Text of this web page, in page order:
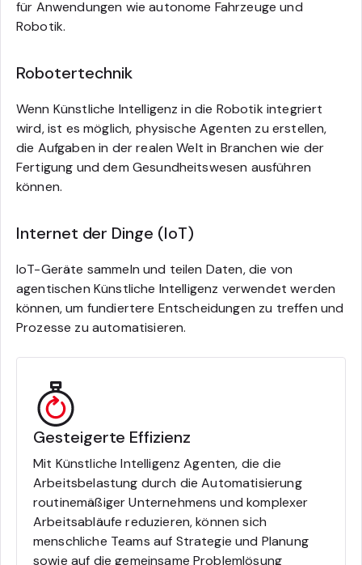
für Anwendungen wie autonome Fahrzeuge und
Robotik.
Robotertechnik
Wenn Künstliche Intelligenz in die Robotik integriert
wird, ist es möglich, physische Agenten zu erstellen,
die Aufgaben in der realen Welt in Branchen wie der
Fertigung und dem Gesundheitswesen ausführen
können.
Internet der Dinge (IoT)
IoT-Geräte sammeln und teilen Daten, die von
agentischen Künstliche Intelligenz verwendet werden
können, um fundiertere Entscheidungen zu treffen und
Prozesse zu automatisieren.
Gesteigerte Effizienz
Mit Künstliche Intelligenz Agenten, die die
Arbeitsbelastung durch die Automatisierung
routinemäßiger Unternehmens und komplexer
Arbeitsabläufe reduzieren, können sich
menschliche Teams auf Strategie und Planung
sowie auf die gemeinsame Problemlösung